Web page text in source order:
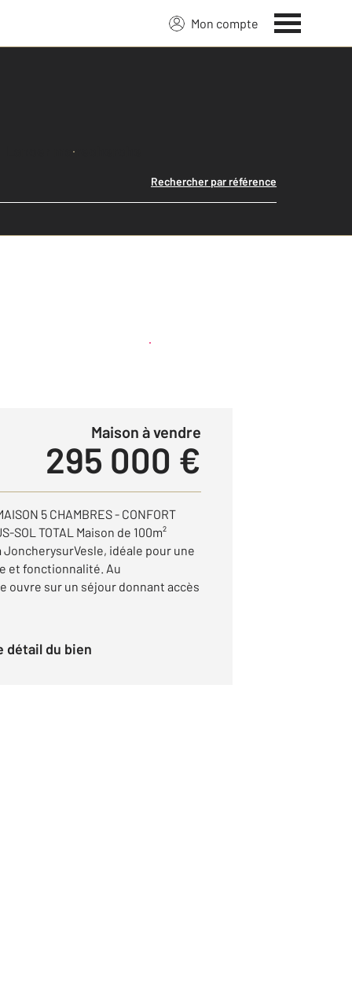
Mon compte
Lancer ma recherche
Rechercher par référence
Créer une alerte
Maison à vendre
295 000 €
5 CHAMBRES - CONFORT
SOL TOTAL Maison de 100m²
JoncherysurVesle, idéale pour une
et fonctionnalité. Au
ouvre sur un séjour donnant accès
détail du bien